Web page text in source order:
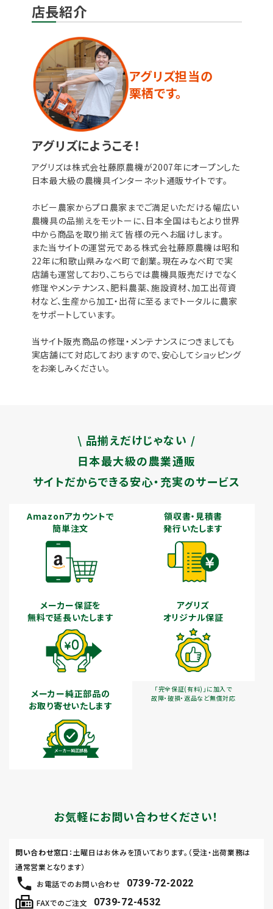
店長紹介
アグリズ担当の
栗栖です。
アグリズにようこそ！
アグリズは株式会社藤原農機が2007年にオープンした
日本最大級の農機具インターネット通販サイトです。
ホビー農家からプロ農家までご満足いただける幅広い
農機具の品揃えをモットーに、日本全国はもとより世界
中から商品を取り揃えて皆様の元へお届けします。
また当サイトの運営元である株式会社藤原農機は昭和
22年に和歌山県みなべ町で創業。現在みなべ町で実
店舗も運営しており、こちらでは農機具販売だけでなく
修理やメンテナンス、肥料農薬、施設資材、加工出荷資
材など、生産から加工・出荷に至るまでトータルに農家
をサポートしています。
当サイト販売商品の修理・メンテナンスにつきましても
実店舗にて対応しておりますので、安心してショッピング
をお楽しみください。
\ 品揃えだけじゃない /
日本最大級の農業通販
サイトだからできる安心・充実のサービス
Amazonアカウントで
簡単注文
領収書・見積書
発行いたします
メーカー保証を
無料で延長いたします
アグリズ
オリジナル保証
「完全保証(有料)」に加入で
故障・破損・返品など無償対応
メーカー純正部品の
お取り寄せいたします
お気軽にお問い合わせください！
お電話でのお問い合わせ 0739-72-2022
FAXでのご注文 0739-72-4532
問い合わせ窓口 ：土曜日はお休みを頂いております。（受注・出荷業務は
通常営業となります）